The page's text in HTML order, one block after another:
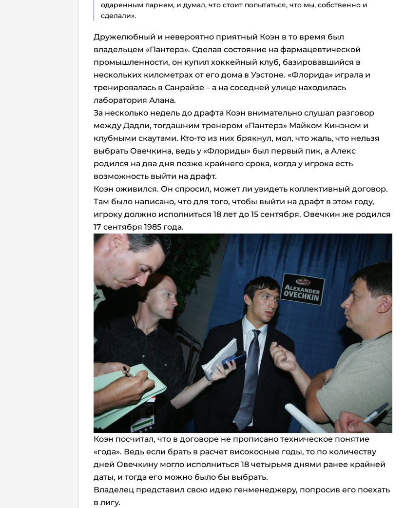
одаренным парнем, и думал, что стоит попытаться, что мы, собственно и
сделали».
Дружелюбный и невероятно приятный Коэн в то время был
владельцем «Пантерз». Сделав состояние на фармацевтической
промышленности, он купил хоккейный клуб, базировавшийся в
нескольких километрах от его дома в Уэстоне. «Флорида» играла и
тренировалась в Санрайзе – а на соседней улице находилась
лаборатория Алана.
За несколько недель до драфта Коэн внимательно слушал разговор
между Дадли, тогдашним тренером «Пантерз» Майком Кинэном и
клубными скаутами. Кто-то из них брякнул, мол, что жаль, что нельзя
выбрать Овечкина, ведь у «Флориды» был первый пик, а Алекс
родился на два дня позже крайнего срока, когда у игрока есть
возможность выйти на драфт.
Коэн оживился. Он спросил, может ли увидеть коллективный договор.
Там было написано, что для того, чтобы выйти на драфт в этом году,
игроку должно исполниться 18 лет до 15 сентября. Овечкин же родился
17 сентября 1985 года.
Коэн посчитал, что в договоре не прописано техническое понятие
«года». Ведь если брать в расчет високосные годы, то по количеству
дней Овечкину могло исполниться 18 четырьмя днями ранее крайней
даты, и тогда его можно было бы выбрать.
Владелец представил свою идею генменеджеру, попросив его поехать
в лигу.